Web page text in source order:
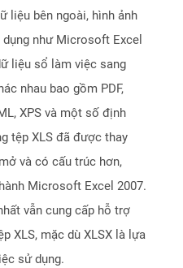
liệu bên ngoài, hình ảnh
như Microsoft Excel
liệu sổ làm việc sang
nhau bao gồm PDF,
XPS và một số định
tệp XLS đã được thay
và có cấu trúc hơn,
Microsoft Excel 2007.
vẫn cung cấp hỗ trợ
XLS, mặc dù XLSX là lựa
sử dụng.